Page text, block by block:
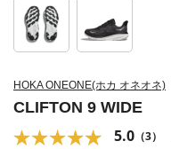
HOKA ONEONE(ホカ オネオネ)
CLIFTON 9 WIDE
5.0 （3）